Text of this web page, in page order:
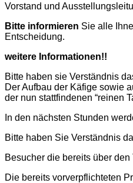
Vorstand und
Bitte informieren Sie alle
Entscheidung.
weitere Informationen!!
Bitte haben sie Verständnis
Der Aufbau der Käfige sowie
der nun stattfindenen “reinen
In den nächsten Stunden
Bitte haben Sie Verständnis
Besucher die bereits über
Die bereits vorverpflichteten